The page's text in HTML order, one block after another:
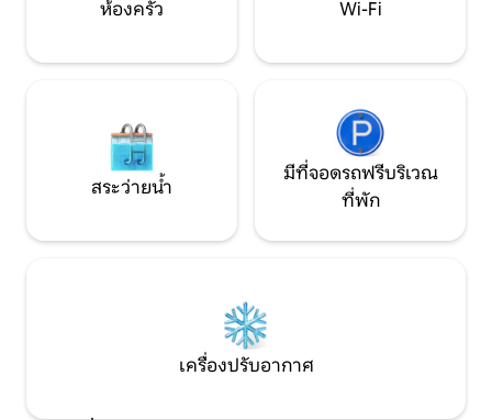
ห้องครัว Wi-Fi
สระว่ายน้ำ
มีที่จอดรถฟรีบริเวณ
ที่พัก
เครื่องปรับอากาศ